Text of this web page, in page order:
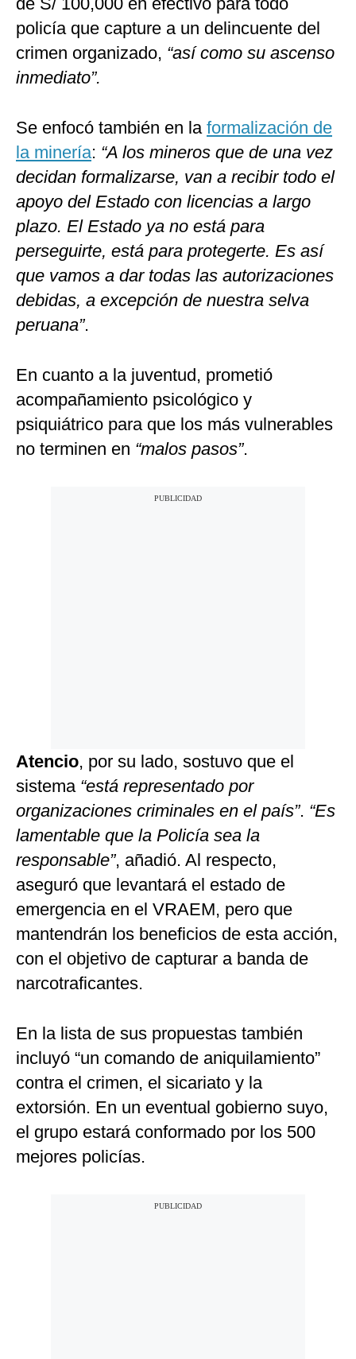
policía que capture a un delincuente del
crimen organizado, “así como su ascenso
inmediato”.
Se enfocó también en la formalización de
la minería: “A los mineros que de una vez
decidan formalizarse, van a recibir todo el
apoyo del Estado con licencias a largo
plazo. El Estado ya no está para
perseguirte, está para protegerte. Es así
que vamos a dar todas las autorizaciones
debidas, a excepción de nuestra selva
peruana”.
En cuanto a la juventud, prometió
acompañamiento psicológico y
psiquiátrico para que los más vulnerables
no terminen en “malos pasos”.
Atencio, por su lado, sostuvo que el
sistema “está representado por
organizaciones criminales en el país”. “Es
lamentable que la Policía sea la
responsable”, añadió. Al respecto,
aseguró que levantará el estado de
emergencia en el VRAEM, pero que
mantendrán los beneficios de esta acción,
con el objetivo de capturar a banda de
narcotraficantes.
En la lista de sus propuestas también
incluyó “un comando de aniquilamiento”
contra el crimen, el sicariato y la
extorsión. En un eventual gobierno suyo,
el grupo estará conformado por los 500
mejores policías.